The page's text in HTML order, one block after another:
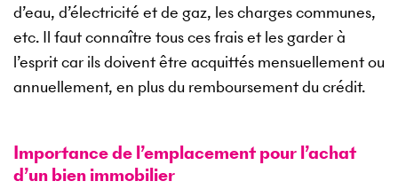
d’eau, d’électricité et de gaz, les charges communes,
etc. Il faut connaître tous ces frais et les garder à
l’esprit car ils doivent être acquittés mensuellement ou
annuellement, en plus du remboursement du crédit.
Importance de l’emplacement pour l’achat
d’un bien immobilier